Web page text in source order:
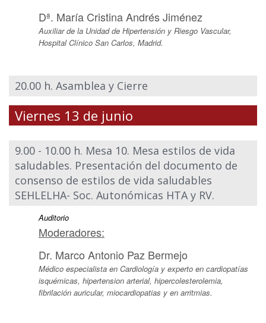
Dª. María Cristina Andrés Jiménez
Auxiliar de la Unidad de Hipertensión y Riesgo Vascular,
Hospital Clínico San Carlos, Madrid.
20.00 h. Asamblea y Cierre
Viernes 13 de junio
9.00 - 10.00 h. Mesa 10. Mesa estilos de vida
saludables. Presentación del documento de
consenso de estilos de vida saludables
SEHLELHA- Soc. Autonómicas HTA y RV.
Auditorio
Moderadores:
Dr. Marco Antonio Paz Bermejo
Médico especialista en Cardiología y experto en cardiopatías
isquémicas, hipertension arterial, hipercolesterolemia,
fibrilación auricular, miocardiopatias y en arritmias.